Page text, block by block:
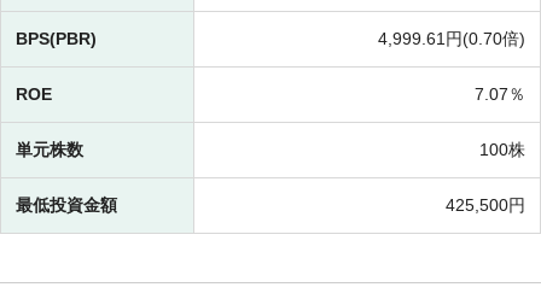
BPS(PBR) 4,999.61円(0.70倍)
ROE 7.07％
単元株数 100株
最低投資金額 425,500円